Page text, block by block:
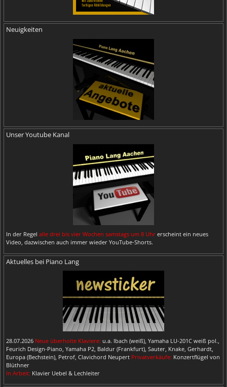
Neuigkeiten
Unser Youtube Kanal
In der Regel alle drei bis vier Wochen samstags um 8 Uhr erscheint ein neues
Video, dazwischen auch immer wieder YouTube-Shorts.
Aktuelles bei Piano Lang
28.07.2026 Neue überholte Klaviere: u.a. Ibach (weiß), Yamaha LU-201C weiß pol.,
Feurich Design-Piano, Yamaha P2, Baldur (Frankfurt), Sauter, Knake, Gerhardt,
Europa (Bechstein), Petrof, Clavichord Neupert Privatverkäufe: Konzertflügel von
Blüthner
In Arbeit: Klavier Uebel & Lechleiter